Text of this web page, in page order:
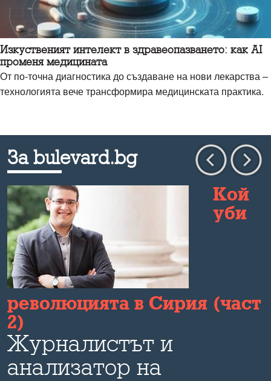
Изкуственият интелект в здравеопазването: как AI
променя медицината
От по-точна диагностика до създаване на нови лекарства –
технологията вече трансформира медицинската практика.
За bulevard.bg
Кой
уби
революцията в Сирия (част
2)
Журналистът и
анализатор на